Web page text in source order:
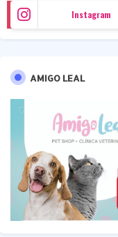
Instagram
AMIGO LEAL